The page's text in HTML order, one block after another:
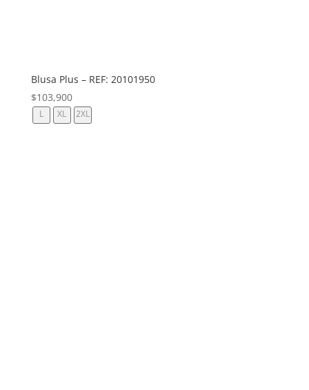
Blusa Plus – REF: 20101950
$103,900
L XL 2XL